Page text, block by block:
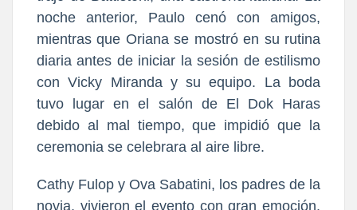
noche anterior, Paulo cenó con amigos,
mientras que Oriana se mostró en su rutina
diaria antes de iniciar la sesión de estilismo
con Vicky Miranda y su equipo. La boda
tuvo lugar en el salón de El Dok Haras
debido al mal tiempo, que impidió que la
ceremonia se celebrara al aire libre.
Cathy Fulop y Ova Sabatini, los padres de la
novia, vivieron el evento con gran emoción.